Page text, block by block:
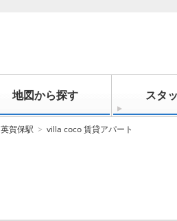
地図から探す スタ
英賀保駅 villa coco 賃貸アパート